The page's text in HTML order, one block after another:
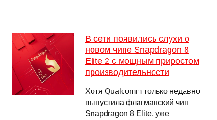
В сети появились слухи о
новом чипе Snapdragon 8
Elite 2 с мощным приростом
производительности
Хотя Qualcomm только недавно
выпустила флагманский чип
Snapdragon 8 Elite, уже